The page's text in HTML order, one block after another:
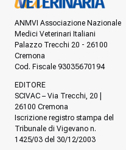
ANMVI Associazione Nazionale
Medici Veterinari Italiani
Palazzo Trecchi 20 - 26100
Cremona
Cod. Fiscale 93035670194
EDITORE
SCIVAC – Via Trecchi, 20 |
26100 Cremona
Iscrizione registro stampa del
Tribunale di Vigevano n.
1425/03 del 30/12/2003